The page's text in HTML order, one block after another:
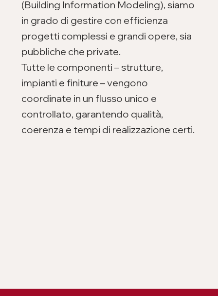
(Building Information Modeling), siamo
in grado di gestire con efficienza
progetti complessi e grandi opere, sia
pubbliche che private.
Tutte le componenti – strutture,
impianti e finiture – vengono
coordinate in un flusso unico e
controllato, garantendo qualità,
coerenza e tempi di realizzazione certi.